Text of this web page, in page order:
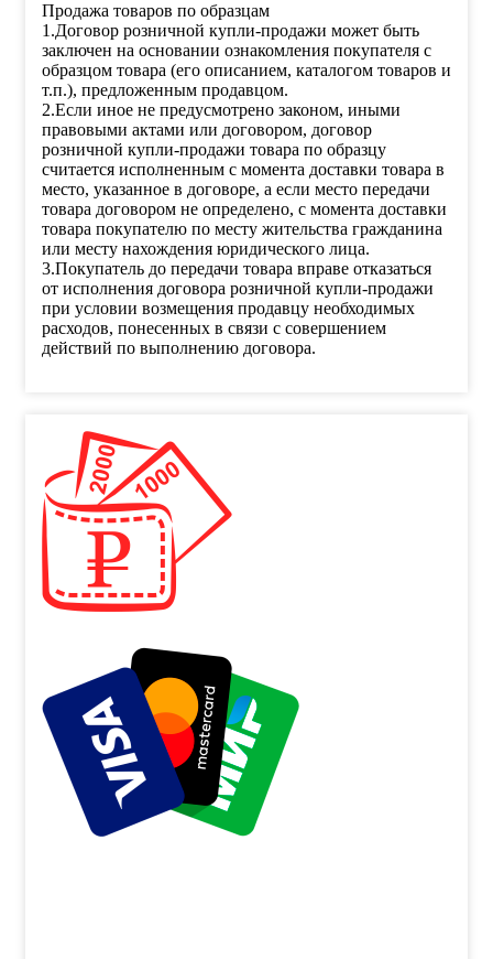
Продажа товаров по образцам
1.Договор розничной купли-продажи может быть
заключен на основании ознакомления покупателя с
образцом товара (его описанием, каталогом товаров и
т.п.), предложенным продавцом.
2.Если иное не предусмотрено законом, иными
правовыми актами или договором, договор
розничной купли-продажи товара по образцу
считается исполненным с момента доставки товара в
место, указанное в договоре, а если место передачи
товара договором не определено, с момента доставки
товара покупателю по месту жительства гражданина
или месту нахождения юридического лица.
3.Покупатель до передачи товара вправе отказаться
от исполнения договора розничной купли-продажи
при условии возмещения продавцу необходимых
расходов, понесенных в связи с совершением
действий по выполнению договора.